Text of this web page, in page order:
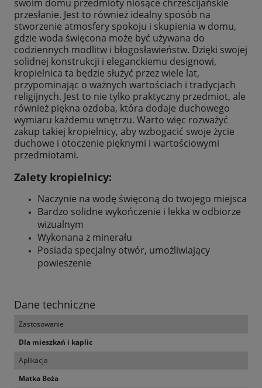
swoim domu przedmioty niosące chrześcijańskie
przesłanie. Jest to również idealny sposób na
stworzenie atmosfery spokoju i skupienia w domu,
gdzie woda święcona może być używana do
codziennych modlitw i błogosławieństw. Dzięki swojej
solidnej konstrukcji i eleganckiemu designowi,
kropielnica ta będzie służyć przez wiele lat,
przypominając o ważnych wartościach i tradycjach
religijnych. Jest to nie tylko praktyczny przedmiot, ale
również piękna ozdoba, która dodaje duchowego
wymiaru każdemu wnętrzu. Warto więc rozważyć
zakup takiej kropielnicy, aby wzbogacić swoje życie
duchowe i otoczenie pięknymi i wartościowymi
przedmiotami.
Zalety kropielnicy:
Naczynie na wodę święconą do twojego miejsca
Bardzo solidne wykończenie i lekka w odbiorze
wizualnym
Wykonana z minerału
Posiada specjalny otwór, umożliwiający
powieszenie
Dane techniczne
Zastosowanie
Dla mieszkań i kaplic
Aplikacja
Matka Boża